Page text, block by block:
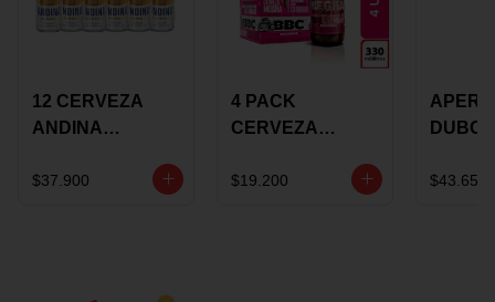
12 CERVEZA
ANDINA
LATON
$37.900
4 PACK
CERVEZA
ROSE BBC
$19.200
VINO
$43.650